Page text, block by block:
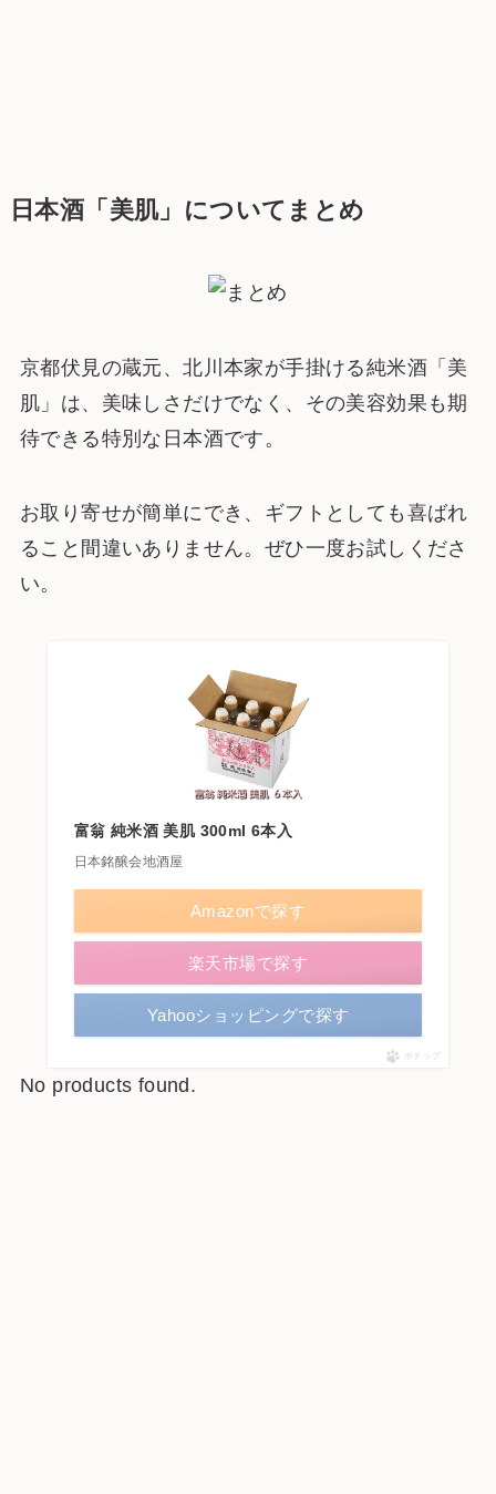
日本酒「美肌」についてまとめ
京都伏見の蔵元、北川本家が手掛ける純米酒「美
肌」は、美味しさだけでなく、その美容効果も期
待できる特別な日本酒です。
お取り寄せが簡単にでき、ギフトとしても喜ばれ
ること間違いありません。ぜひ一度お試しくださ
い。
富翁 純米酒 美肌 300ml 6本入
日本銘醸会地酒屋
Amazonで探す
楽天市場で探す
Yahooショッピングで探す
ポチップ
No products found.